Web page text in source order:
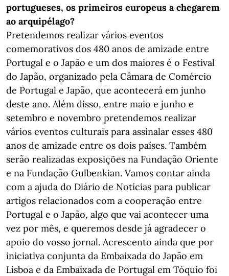
portugueses, os primeiros europeus a chegarem
ao arquipélago?
Pretendemos realizar vários eventos
comemorativos dos 480 anos de amizade entre
Portugal e o Japão e um dos maiores é o Festival
do Japão, organizado pela Câmara de Comércio
de Portugal e Japão, que acontecerá em junho
deste ano. Além disso, entre maio e junho e
setembro e novembro pretendemos realizar
vários eventos culturais para assinalar esses 480
anos de amizade entre os dois países. Também
serão realizadas exposições na Fundação Oriente
e na Fundação Gulbenkian. Vamos contar ainda
com a ajuda do Diário de Notícias para publicar
artigos relacionados com a cooperação entre
Portugal e o Japão, algo que vai acontecer uma
vez por mês, e queremos desde já agradecer o
apoio do vosso jornal. Acrescento ainda que por
iniciativa conjunta da Embaixada do Japão em
Lisboa e da Embaixada de Portugal em Tóquio foi